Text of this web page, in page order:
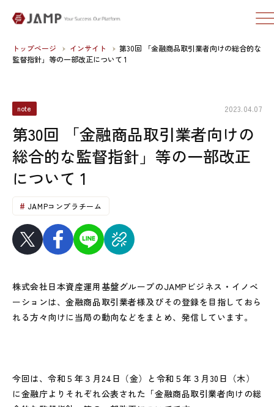
トップページ インサイト
第30回 「金融商品取引業者向けの総合的な
監督指針」等の一部改正について 1
note 2023.04.07
第30回 「金融商品取引業者向けの
総合的な監督指針」等の一部改正
について 1
JAMPコンプラチーム
株式会社日本資産運用基盤グループのJAMPビジネス・イノベ
ーションは、金融商品取引業者様及びその登録を目指しておら
れる方々向けに当局の動向などをまとめ、発信しています。
今回は、令和５年３月24日（金）と令和５年３月30日（木）
に金融庁よりそれぞれ公表された「金融商品取引業者向けの総